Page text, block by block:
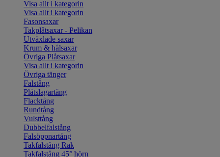
Visa allt i kategorin
Visa allt i kategorin
Fasonsaxar
Takplåtsaxar - Pelikan
Utväxlade saxar
Krum & hålsaxar
Övriga Plåtsaxar
Visa allt i kategorin
Övriga tänger
Falstång
Plåtslagartång
Flacktång
Rundtång
Vulsttång
Dubbelfalstång
Falsöppnartång
Takfalstång Rak
Takfalstång 45° hörn